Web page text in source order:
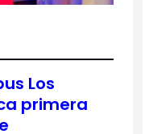
Los
primera